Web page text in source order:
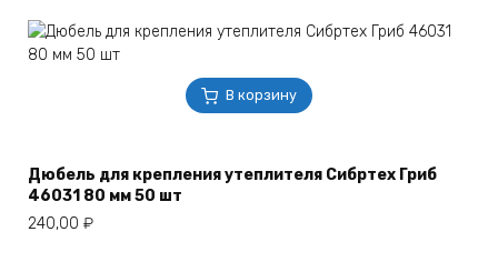
В корзину
Дюбель для крепления утеплителя Сибртех Гриб
46031 80 мм 50 шт
240,00 ₽